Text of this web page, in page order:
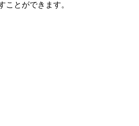
とができます。